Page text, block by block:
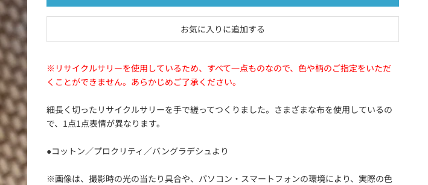
お気に入りに追加する
※リサイクルサリーを使用しているため、すべて一点ものなので、色や柄のご指定をいただ
くことができません。あらかじめご了承ください。
細長く切ったリサイクルサリーを手で縒ってつくりました。さまざまな布を使用しているの
で、1点1点表情が異なります。
●コットン／プロクリティ／バングラデシュより
※画像は、撮影時の光の当たり具合や、パソコン・スマートフォンの環境により、実際の色